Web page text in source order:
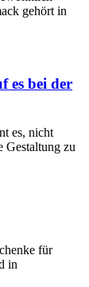
gehört in
es bei der
es, nicht
Gestaltung zu
für
in